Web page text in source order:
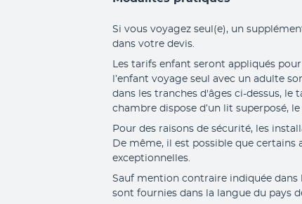
Si vous voyagez seul(e), un
dans votre devis.
Les tarifs enfant seront appliqués
l’enfant voyage seul avec un adulte
dans les tranches d'âges ci-dessus,
chambre dispose d’un lit superposé,
Pour des raisons de sécurité, les
De même, il est possible que
exceptionnelles.
Sauf mention contraire indiquée
sont fournies dans la langue du pays